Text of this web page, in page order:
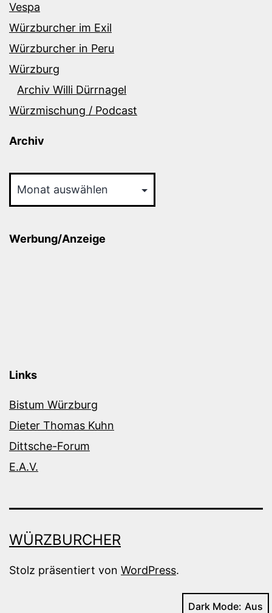
Vespa
Würzburcher im Exil
Würzburcher in Peru
Würzburg
Archiv Willi Dürrnagel
Würzmischung / Podcast
Archiv
Werbung/Anzeige
Links
Bistum Würzburg
Dieter Thomas Kuhn
Dittsche-Forum
E.A.V.
WÜRZBURCHER
Stolz präsentiert von WordPress.
Dark Mode: